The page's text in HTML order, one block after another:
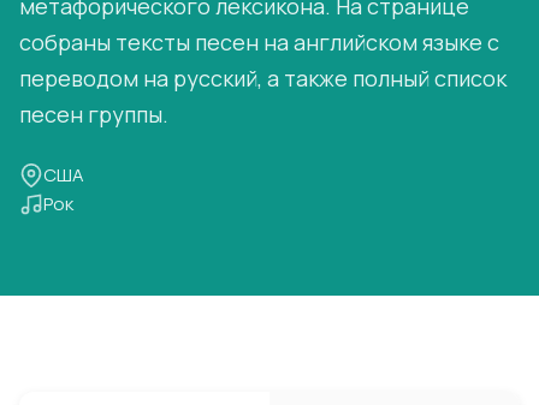
метафорического лексикона. На странице
собраны тексты песен на английском языке с
переводом на русский, а также полный список
песен группы.
США
Рок